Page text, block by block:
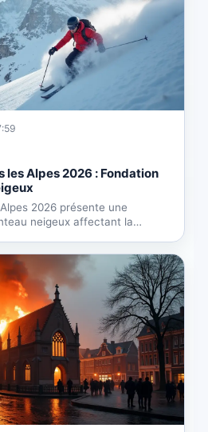
les Alpes 2026 : Fondation
2026 présente une
neigeux affectant la